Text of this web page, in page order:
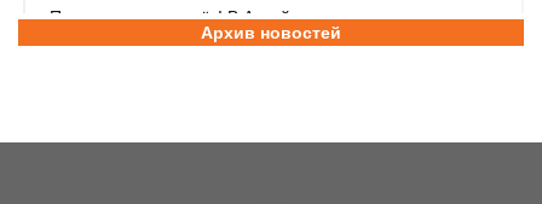
Передовикам - почёт! В Алтайском училище
олимпийского резерва состоялось награждение
7 АВГ. 12:29 СПОРТИВНЫЙ ФЕСТИВАЛЬ
Архив новостей